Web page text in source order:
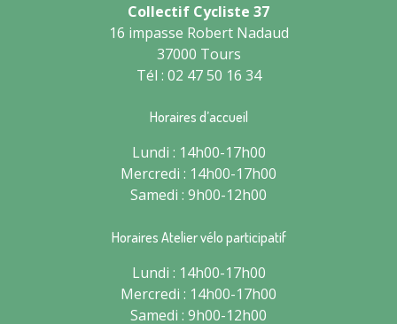
Collectif Cycliste 37
16 impasse Robert Nadaud
37000 Tours
Tél : 02 47 50 16 34
Horaires d’accueil
Lundi : 14h00-17h00
Mercredi : 14h00-17h00
Samedi : 9h00-12h00
Horaires Atelier vélo participatif
Lundi : 14h00-17h00
Mercredi : 14h00-17h00
Samedi : 9h00-12h00